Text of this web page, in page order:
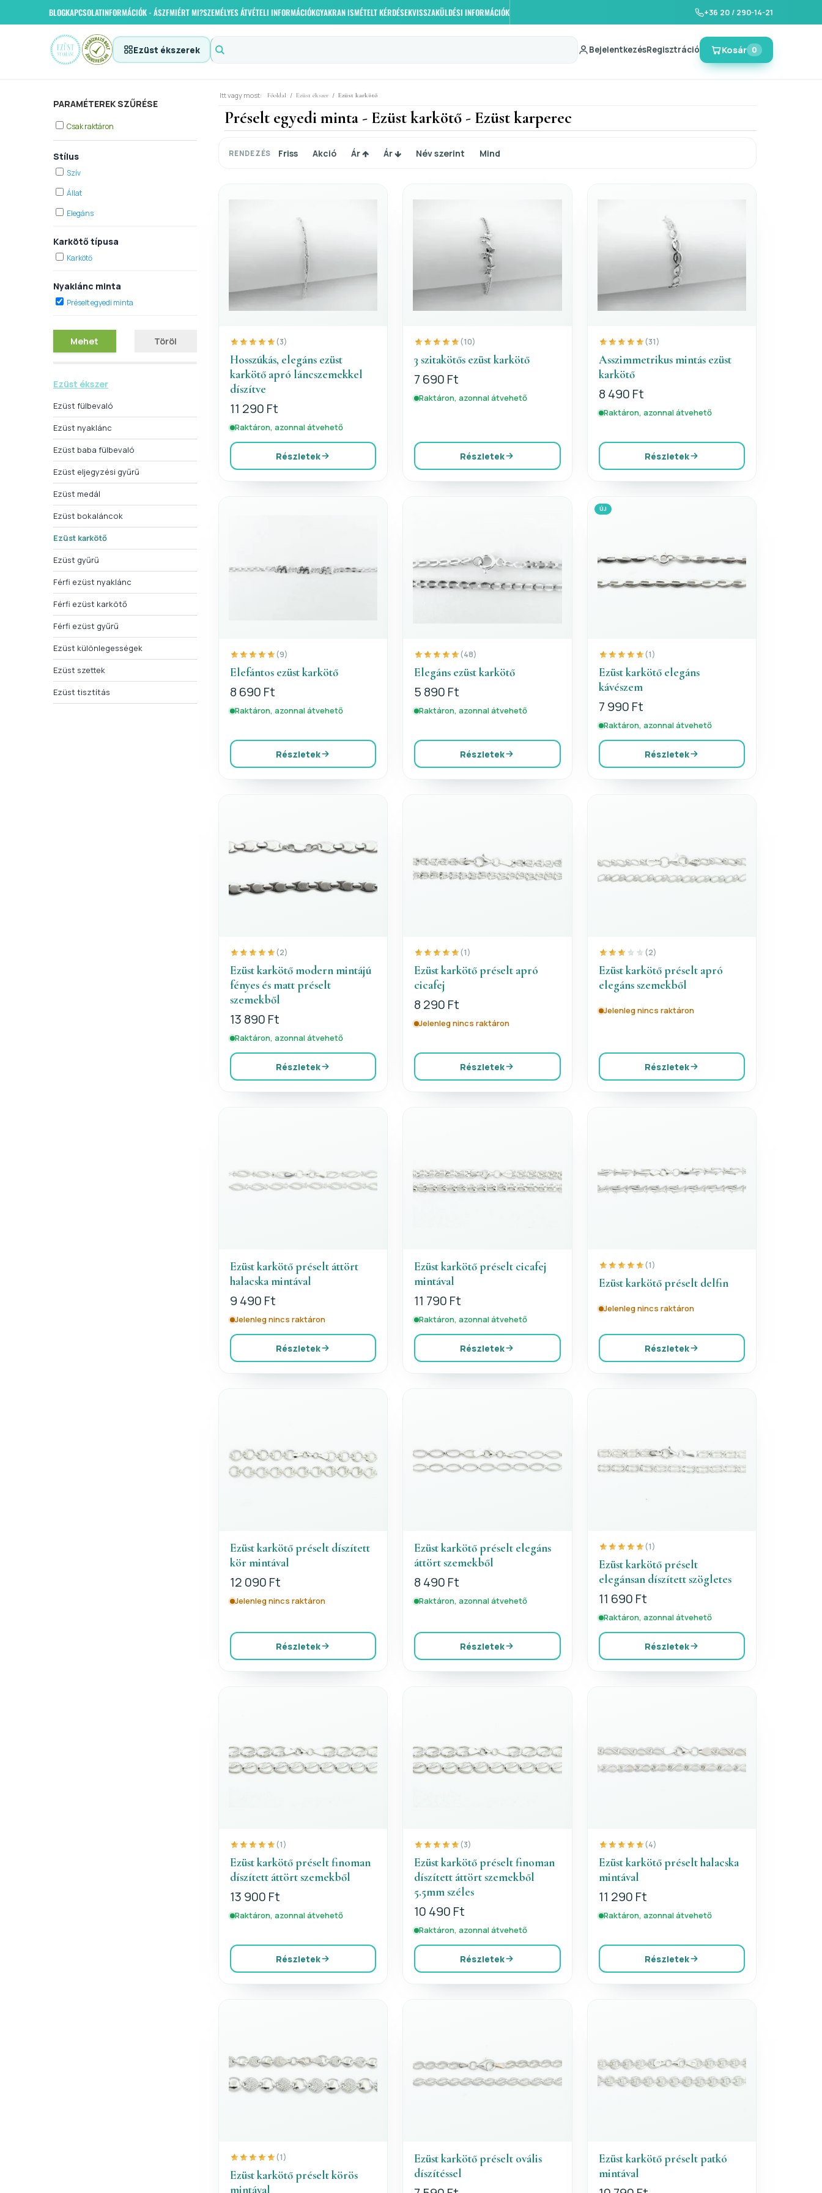
BLOGKAPCSOLATINFORMÁCIÓK - ÁSZFMIÉRT MI?SZEMÉLYES ÁTVÉTELI INFORMÁCIÓKGYAKRAN ISMÉTELT KÉRDÉSEKVISSZAKÜLDÉSI INFORMÁCIÓK +36 20 / 290-14-21
Ezüst ékszerek BejelentkezésRegisztráció Kosár 0
PARAMÉTEREK SZŰRÉSE
Csak raktáron
Stílus
Szív
Állat
Elegáns
Karkötő típusa
Karkötő
Nyaklánc minta
Préselt egyedi minta
Mehet Töröl
Ezüst ékszer
Ezüst fülbevaló
Ezüst nyaklánc
Ezüst baba fülbevaló
Ezüst eljegyzési gyűrű
Ezüst medál
Ezüst bokaláncok
Ezüst karkötő
Ezüst gyűrű
Férfi ezüst nyaklánc
Férfi ezüst karkötő
Férfi ezüst gyűrű
Ezüst különlegességek
Ezüst szettek
Ezüst tisztítás
Itt vagy most: Főoldal / Ezüst ékszer / Ezüst karkötő
Préselt egyedi minta - Ezüst karkötő - Ezüst karperec
RENDEZÉS Friss Akció Ár Ár Név szerint Mind
(3)
Hosszúkás, elegáns ezüst
karkötő apró láncszemekkel
díszítve
11 290 Ft
Raktáron, azonnal átvehető
Részletek
(10)
3 szitakötős ezüst karkötő
7 690 Ft
Raktáron, azonnal átvehető
Részletek
(31)
Asszimmetrikus mintás ezüst
karkötő
8 490 Ft
Raktáron, azonnal átvehető
Részletek
(9)
Elefántos ezüst karkötő
8 690 Ft
Raktáron, azonnal átvehető
Részletek
(48)
Elegáns ezüst karkötő
5 890 Ft
Raktáron, azonnal átvehető
Részletek
ÚJ
(1)
Ezüst karkötő elegáns
kávészem
7 990 Ft
Raktáron, azonnal átvehető
Részletek
(2)
Ezüst karkötő modern mintájú
fényes és matt préselt
szemekből
13 890 Ft
Raktáron, azonnal átvehető
Részletek
(1)
Ezüst karkötő préselt apró
cicafej
8 290 Ft
Jelenleg nincs raktáron
Részletek
(2)
Ezüst karkötő préselt apró
elegáns szemekből
Jelenleg nincs raktáron
Részletek
Ezüst karkötő préselt áttört
halacska mintával
9 490 Ft
Jelenleg nincs raktáron
Részletek
Ezüst karkötő préselt cicafej
mintával
11 790 Ft
Raktáron, azonnal átvehető
Részletek
(1)
Ezüst karkötő préselt delfin
Jelenleg nincs raktáron
Részletek
Ezüst karkötő préselt díszített
kör mintával
12 090 Ft
Jelenleg nincs raktáron
Részletek
Ezüst karkötő préselt elegáns
áttört szemekből
8 490 Ft
Raktáron, azonnal átvehető
Részletek
(1)
Ezüst karkötő préselt
elegánsan díszített szögletes
11 690 Ft
Raktáron, azonnal átvehető
Részletek
(1)
Ezüst karkötő préselt finoman
díszített áttört szemekből
13 900 Ft
Raktáron, azonnal átvehető
Részletek
(3)
Ezüst karkötő préselt finoman
díszített áttört szemekből
5.5mm széles
10 490 Ft
Raktáron, azonnal átvehető
Részletek
(4)
Ezüst karkötő préselt halacska
mintával
11 290 Ft
Raktáron, azonnal átvehető
Részletek
(1)
Ezüst karkötő préselt körös
mintával
Ezüst karkötő préselt ovális
díszítéssel
Ezüst karkötő préselt patkó
mintával